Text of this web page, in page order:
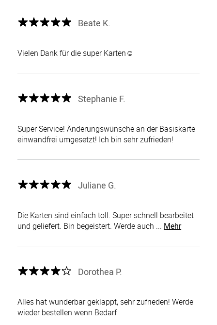
Beate K.
Vielen Dank für die super Karten☺
Stephanie F.
Super Service! Änderungswünsche an der Basiskarte
einwandfrei umgesetzt! Ich bin sehr zufrieden!
Juliane G.
Die Karten sind einfach toll. Super schnell bearbeitet
und geliefert. Bin begeistert. Werde auch ... Mehr
Dorothea P.
Alles hat wunderbar geklappt, sehr zufrieden! Werde
wieder bestellen wenn Bedarf